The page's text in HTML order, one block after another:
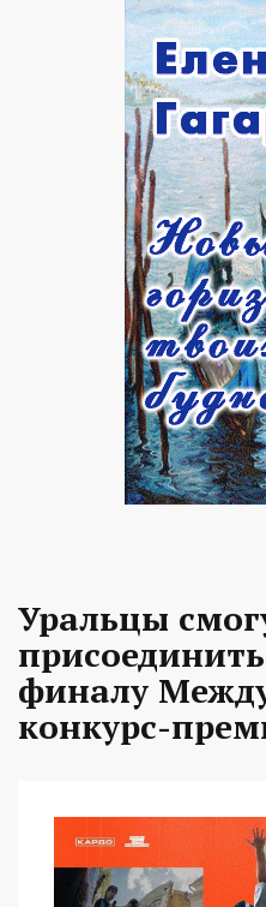
Уральцы
финалу
конкурс-